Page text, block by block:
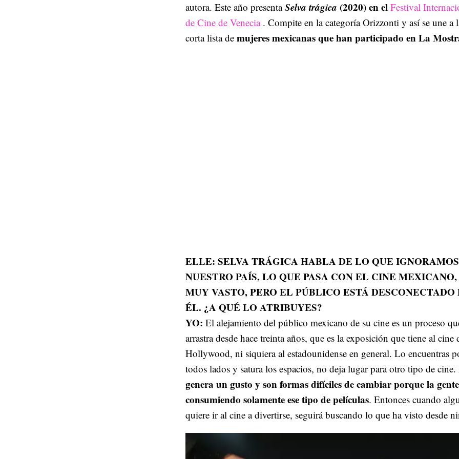
autora. Este año presentaSelva trágica (2020) en el Festival
de Cine de Venecia . Compite en la categoría Orizzonti y así se une a
corta lista de mujeres mexicanas que han participado en La
ELLE: SELVA TRÁGICA HABLA DE LO QUE
NUESTRO PAÍS, LO QUE PASA CON EL CINE MEXICANO,
MUY VASTO, PERO EL PÚBLICO ESTÁ DESCONECTADO
ÉL. ¿A QUÉ LO ATRIBUYES?
YO: El alejamiento del público mexicano de su cine es un proceso
arrastra desde hace treinta años, que es la exposición que tiene al cine
Hollywood, ni siquiera al estadounidense en general. Lo encuentras
todos lados y satura los espacios, no deja lugar para otro tipo de cine.
genera un gusto y son formas difíciles de cambiar porque la
consumiendo solamente ese tipo de películas. Entonces cuando
quiere ir al cine a divertirse, seguirá buscando lo que ha visto desde